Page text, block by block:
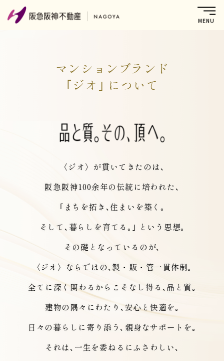
マンションブランド
｢ジオ｣ について
〈ジオ〉が貫いてきたのは､
阪急阪神100余年の伝統に培われた､
｢まちを拓き､住まいを築く｡
そして､暮らしを育てる｡｣ という思想｡
その礎となっているのが､
〈ジオ〉ならではの､製・販・管一貫体制｡
全てに深く関わるからこそなし得る､品と質｡
建物の隅々にわたり､安心と快適を｡
日々の暮らしに寄り添う､ 親身なサポートを｡
それは､一生を委ねるにふさわしい､